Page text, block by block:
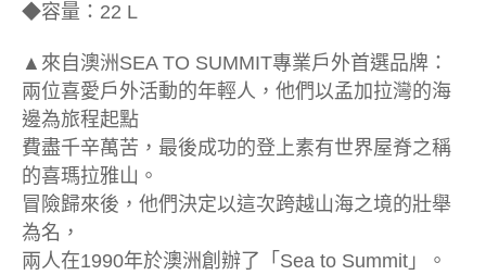
◆容量：22 L
▲來自澳洲SEA TO SUMMIT專業戶外首選品牌：
兩位喜愛戶外活動的年輕人，他們以孟加拉灣的海
邊為旅程起點
費盡千辛萬苦，最後成功的登上素有世界屋脊之稱
的喜瑪拉雅山。
冒險歸來後，他們決定以這次跨越山海之境的壯舉
為名，
兩人在1990年於澳洲創辦了「Sea to Summit」。